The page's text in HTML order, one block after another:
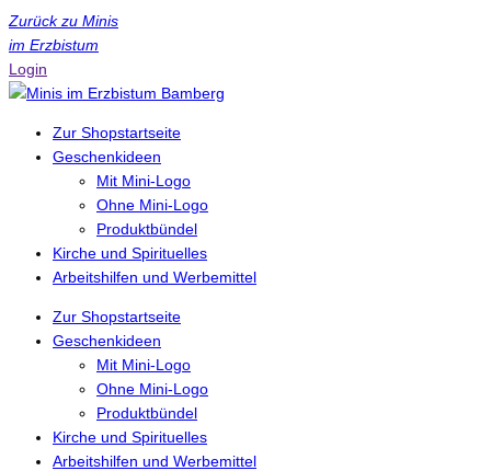
Zurück zu Minis
im Erzbistum
Login
Zur Shopstartseite
Geschenkideen
Mit Mini-Logo
Ohne Mini-Logo
Produktbündel
Kirche und Spirituelles
Arbeitshilfen und Werbemittel
Zur Shopstartseite
Geschenkideen
Mit Mini-Logo
Ohne Mini-Logo
Produktbündel
Kirche und Spirituelles
Arbeitshilfen und Werbemittel